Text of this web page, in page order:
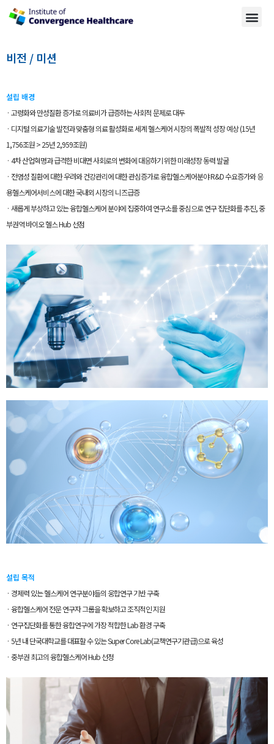
비전 / 미션
설립 배경
· 고령화와 만성질환 증가로 의료비가 급증하는 사회적 문제로 대두
· 디지털 의료기술 발전과 맞춤형 의료 활성화로 세계 헬스케어 시장의 폭발적 성장 예상 (15년
1,756조원 > 25년 2,959조원)
· 4차 산업혁명과 급격한 비대면 사회로의 변화에 대응하기 위한 미래성장 동력 발굴
· 전염성 질환에 대한 우려와 건강관리에 대한 관심증가로 융합헬스케어분야 R&D 수요증가와 응
용헬스케어서비스에 대한 국내외 시장의 니즈급증
· 새롭게 부상하고 있는 융합헬스케어 분야에 집중하여 연구소를 중심으로 연구 집단화를 추진, 중
부권역 바이오 헬스 Hub 선점
설립 목적
· 경제력 있는 헬스케어 연구분야들의 웅합연구 기반 구축
· 융합헬스케어 전문 연구자 그룹을 확보하고 조직적인 지원
· 연구집단화를 통한 융합연구에 가장 적합한 Lab 환경 구축
· 5년 내 단국대학교를 대표할 수 있는 Super Core Lab(교책연구기관급)으로 육성
· 중부권 최고의 융합헬스케어 Hub 선정